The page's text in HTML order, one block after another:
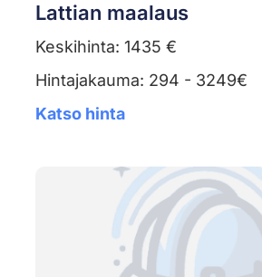
Lattian maalaus
Keskihinta: 1435 €
Hintajakauma: 294 - 3249€
Katso hinta